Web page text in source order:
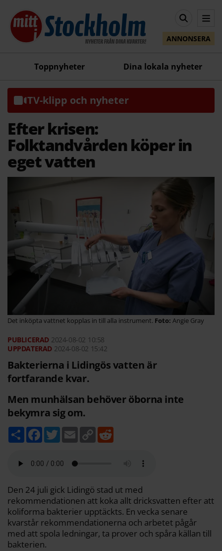
ANNONSERA
Toppnyheter Dina lokala nyheter
TV-klipp och nyheter
Efter krisen:
Folktandvården köper in
eget vatten
Det inköpta vattnet kopplas in till alla instrument. Angie Gray
2024-08-02 10:58
2024-08-02 15:42
Bakterierna i Lidingös vatten är
fortfarande kvar.
Men munhälsan behöver öborna inte
bekymra sig om.
D
e
F
b
k
T
w
t
E
m
C
o
k
Den 24 juli gick Lidingö stad ut med
rekommendationen att koka allt dricksvatten efter att
koliforma bakterier upptäckts. En vecka senare
kvarstår rekommendationerna och arbetet pågår
med att spola ledningar, ta prover och spåra källan till
bakterien.